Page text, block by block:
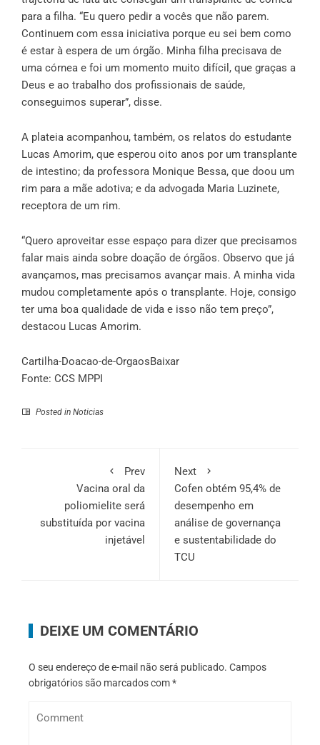
para a filha. “Eu quero pedir a vocês que não parem.
Continuem com essa iniciativa porque eu sei bem como
é estar à espera de um órgão. Minha filha precisava de
uma córnea e foi um momento muito difícil, que graças a
Deus e ao trabalho dos profissionais de saúde,
conseguimos superar”, disse.
A plateia acompanhou, também, os relatos do estudante
Lucas Amorim, que esperou oito anos por um transplante
de intestino; da professora Monique Bessa, que doou um
rim para a mãe adotiva; e da advogada Maria Luzinete,
receptora de um rim.
“Quero aproveitar esse espaço para dizer que precisamos
falar mais ainda sobre doação de órgãos. Observo que já
avançamos, mas precisamos avançar mais. A minha vida
mudou completamente após o transplante. Hoje, consigo
ter uma boa qualidade de vida e isso não tem preço”,
destacou Lucas Amorim.
Cartilha-Doacao-de-OrgaosBaixar
Fonte: CCS MPPI
Posted in Noticias
Prev
Vacina oral da
poliomielite será
substituída por vacina
injetável
Next
Cofen obtém 95,4% de
desempenho em
análise de governança
e sustentabilidade do
TCU
DEIXE UM COMENTÁRIO
O seu endereço de e-mail não será publicado. Campos
obrigatórios são marcados com*